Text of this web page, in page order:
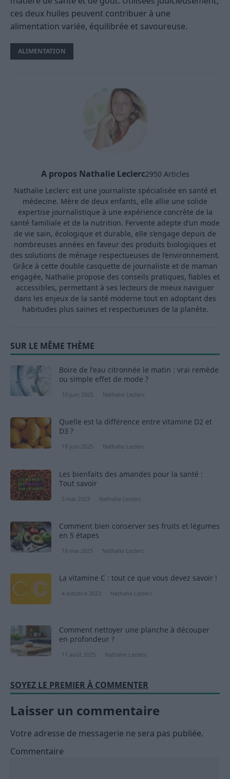
ces deux huiles peuvent contribuer à une
alimentation variée, équilibrée et savoureuse.
ALIMENTATION
A propos Nathalie Leclerc2950 Articles
Nathalie Leclerc est une journaliste spécialisée en santé et
médecine. Mère de deux enfants, elle allie une solide
expertise journalistique à une expérience concrète de la
santé familiale et de la nutrition. Fervente adepte d’un mode
de vie sain, écologique et durable, elle s’engage depuis de
nombreuses années en faveur des produits biologiques et
des solutions de ménage respectueuses de l’environnement.
Grâce à cette double casquette de journaliste et de maman
engagée, Nathalie propose des conseils pratiques, fiables et
accessibles, permettant à ses lecteurs de mieux naviguer
dans les enjeux de la santé moderne tout en adoptant des
habitudes plus saines et respectueuses de la planète.
SUR LE MÊME THÈME
Boire de l’eau citronnée le matin : vrai remède
ou simple effet de mode ?
10 juin 2025 Nathalie Leclerc
Quelle est la différence entre vitamine D2 et
D3 ?
18 juin 2025 Nathalie Leclerc
Les bienfaits des amandes pour la santé :
Tout savoir
5 mai 2023 Nathalie Leclerc
Comment bien conserver ses fruits et légumes
en 5 étapes
18 mai 2025 Nathalie Leclerc
La vitamine C : tout ce que vous devez savoir !
4 octobre 2023 Nathalie Leclerc
Comment nettoyer une planche à découper
en profondeur ?
11 août 2025 Nathalie Leclerc
SOYEZ LE PREMIER À COMMENTER
Laisser un commentaire
Votre adresse de messagerie ne sera pas publiée.
Commentaire